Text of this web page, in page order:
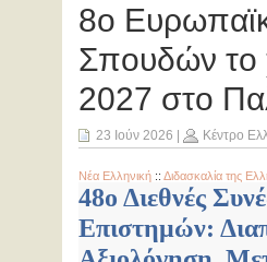
8ο
Σπουδών το
2027 στο
23 Ιούν 2026 Κέντρο
Νέα Ελληνική :: Διδασκαλία της
48ο Διεθνές
Επιστημών: